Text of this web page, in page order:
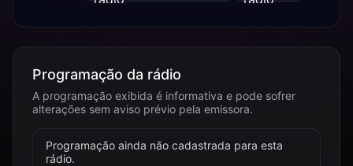
Programação da rádio
A programação exibida é informativa e pode sofrer
alterações sem aviso prévio pela emissora.
Programação ainda não cadastrada para esta
rádio.